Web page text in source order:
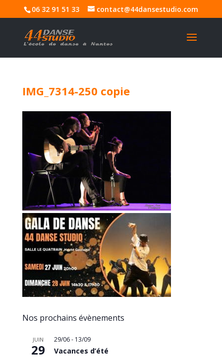
06 32 91 51 33 contact@44dansestudio.com
IMG_7314-250 copie
Nos prochains évènements
JUIN
29
29/06- 13/09
Vacances d’été